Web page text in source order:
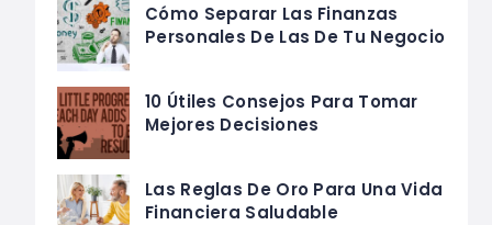
Cómo Separar Las Finanzas
Personales De Las De Tu Negocio
10 Útiles Consejos Para Tomar
Mejores Decisiones
Las Reglas De Oro Para Una Vida
Financiera Saludable